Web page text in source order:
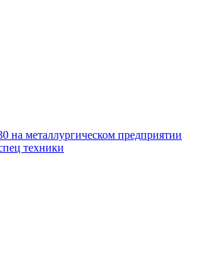
на металлургическом предприятии
техники